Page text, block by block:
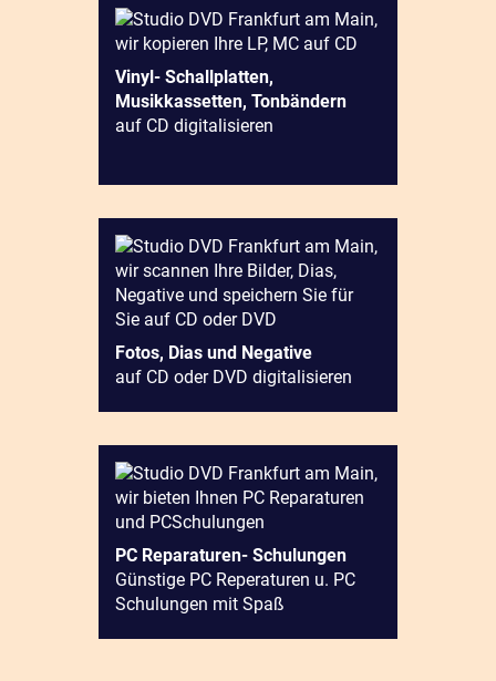
Vinyl- Schallplatten,
Musikkassetten, Tonbändern
auf CD digitalisieren
Fotos, Dias und Negative
auf CD oder DVD digitalisieren
PC Reparaturen- Schulungen
Günstige PC Reperaturen u. PC
Schulungen mit Spaß